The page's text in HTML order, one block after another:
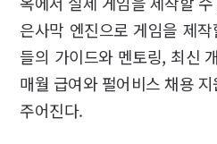
은사막 엔진으로 게임을 제
들의 가이드와 멘토링, 최신
매월 급여와 펄어비스 채용
주어진다.